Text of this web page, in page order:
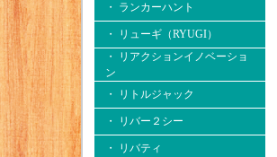
・ ランカーハント
・ リューギ（RYUGI）
・ リアクションイノベーショ
ン
・ リトルジャック
・ リバー２シー
・ リバティ